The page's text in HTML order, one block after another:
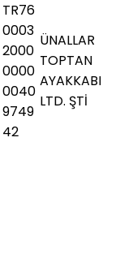
TR76
0003
2000
0000
0040
9749
42
ÜNALLAR
TOPTAN
AYAKKABI
LTD. ŞTİ